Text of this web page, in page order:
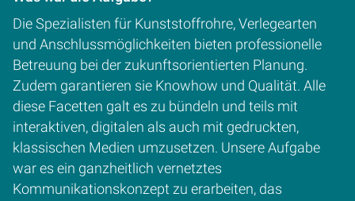
Die Spezialisten für Kunststoffrohre, Verlegearten
und Anschlussmöglichkeiten bieten professionelle
Betreuung bei der zukunftsorientierten Planung.
Zudem garantieren sie Knowhow und Qualität. Alle
diese Facetten galt es zu bündeln und teils mit
interaktiven, digitalen als auch mit gedruckten,
klassischen Medien umzusetzen. Unsere Aufgabe
war es ein ganzheitlich vernetztes
Kommunikationskonzept zu erarbeiten, das